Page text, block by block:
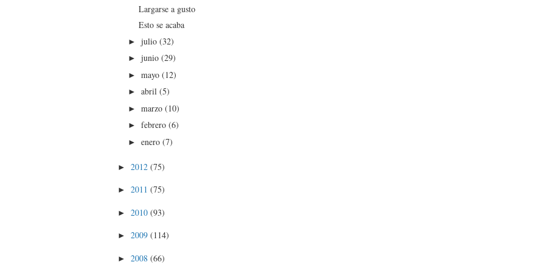
Largarse a gusto
Esto se acaba
►julio(32)
►junio(29)
►mayo(12)
►abril(5)
►marzo(10)
►febrero(6)
►enero(7)
►2012(75)
►2011(75)
►2010(93)
►2009(114)
►2008(66)